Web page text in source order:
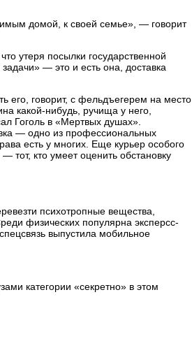
домой, к своей семье», — говорит
утеря посылки государственной
— это и есть она, доставка
его, говорит, с фельдъегерем на место
какой-нибудь, ручища у него,
Гоголь в «Мертвых душах».
— одно из профессиональных
есть у многих. Еще курьер особого
кто умеет оценить обстановку
психотропные вещества,
физических популярна эксперсс-
выпустила мобильное
категории «секретно» в этом